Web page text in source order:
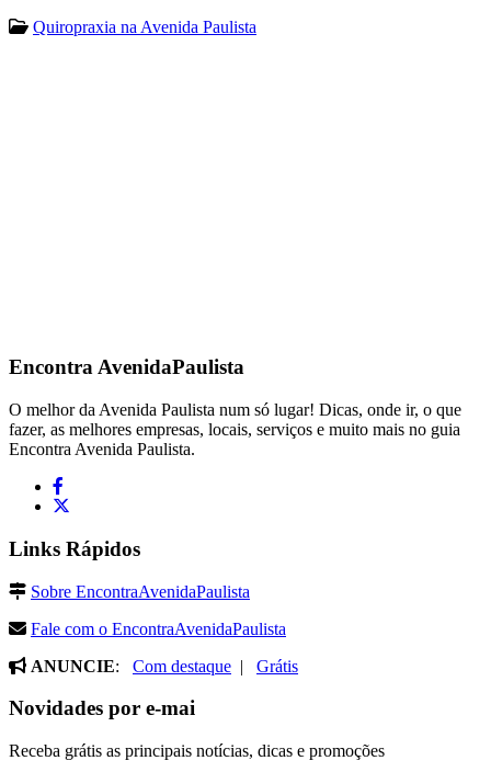
Quiropraxia na Avenida Paulista
EncontraAvenidaPaulista
O melhor da Avenida Paulista num só lugar! Dicas, onde ir, o que
fazer, as melhores empresas, locais, serviços e muito mais no guia
Encontra Avenida Paulista.
Links Rápidos
Sobre EncontraAvenidaPaulista
Fale com o EncontraAvenidaPaulista
ANUNCIE: Com destaque | Grátis
Novidades por e-mai
Receba grátis as principais notícias, dicas e promoções